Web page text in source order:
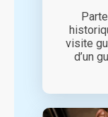
visite
d’un